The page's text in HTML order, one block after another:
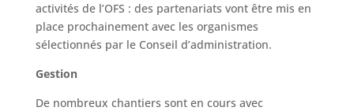
activités de l’OFS : des partenariats vont être mis en
place prochainement avec les organismes
sélectionnés par le Conseil d’administration.
Gestion
De nombreux chantiers sont en cours avec